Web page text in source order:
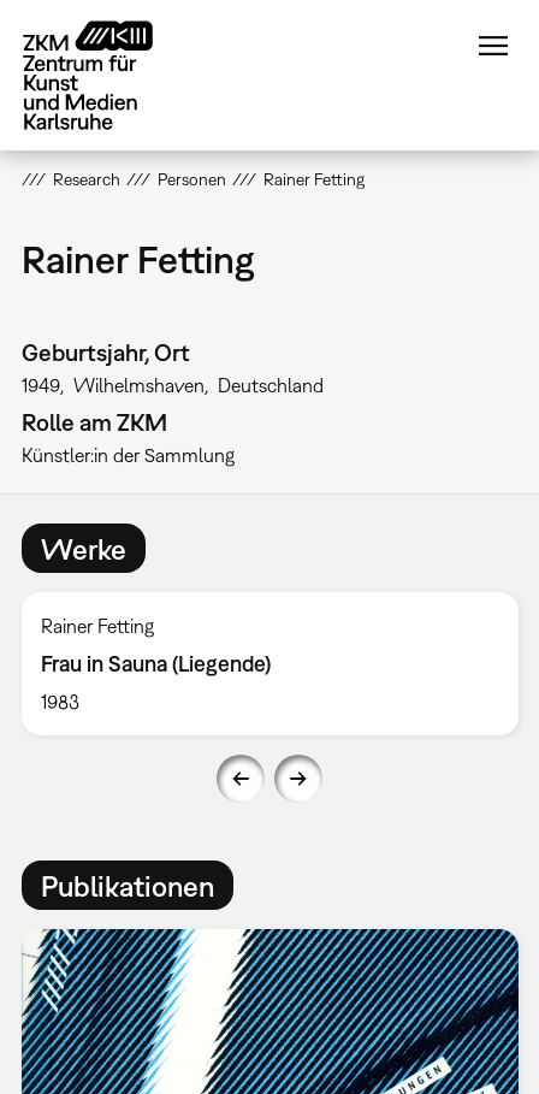
zum
Inhalt
Research Personen Rainer Fetting
Rainer Fetting
Geburtsjahr, Ort
1949 Wilhelmshaven Deutschland
Rolle am ZKM
Künstler:in der Sammlung
Werke
Rainer Fetting
Frau in Sauna (Liegende)
1983
Publikationen